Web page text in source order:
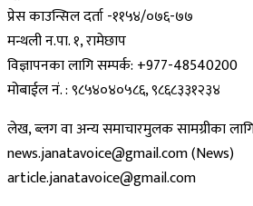
प्रेस काउन्सिल दर्ता -११५४/०७६-७७
मन्थली न.पा. १, रामेछाप
विज्ञापनका लागि सम्पर्क: +977-48540200
मोबाईल नं. : ९८५४०४०५८६, ९८६८३३१२३४
लेख, ब्लग वा अन्य समाचारमुलक सामग्रीका
news.janatavoice@gmail.com (News)
article.janatavoice@gmail.com